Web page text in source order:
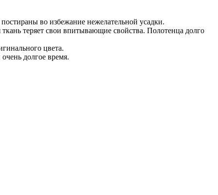
во избежание нежелательной усадки.
теряет свои впитывающие свойства. Полотенца долго
цвета.
долгое время.